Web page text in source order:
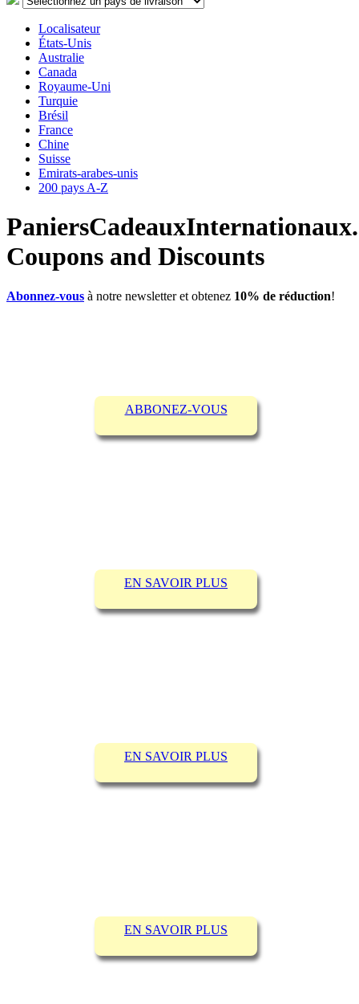
Localisateur
États-Unis
Australie
Canada
Royaume-Uni
Turquie
Brésil
France
Chine
Suisse
Emirats-arabes-unis
200 pays A-Z
Coupons and Discounts
Abonnez-vous à notre newsletter et obtenez 10% de réduction!
ABBONEZ-VOUS
EN SAVOIR PLUS
EN SAVOIR PLUS
EN SAVOIR PLUS